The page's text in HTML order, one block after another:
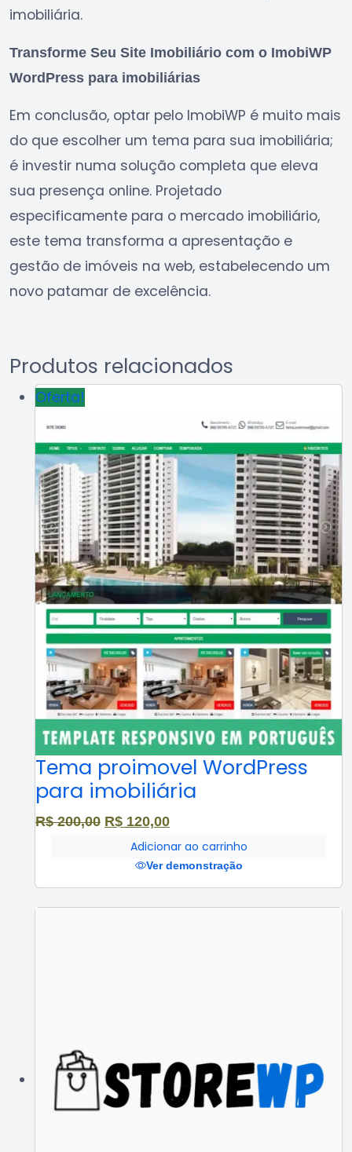
imobiliária.
Transforme Seu Site Imobiliário com o ImobiWP
WordPress para imobiliárias
Em conclusão, optar pelo ImobiWP é muito mais
do que escolher um tema para sua imobiliária;
é investir numa solução completa que eleva
sua presença online. Projetado
especificamente para o mercado imobiliário,
este tema transforma a apresentação e
gestão de imóveis na web, estabelecendo um
novo patamar de excelência.
Produtos relacionados
Oferta!
Tema proimovel WordPress
para imobiliária
R$200,00 O
preço
original
R$ 120,00
preço
atual
Adicionar ao carrinho
Ver demonstração